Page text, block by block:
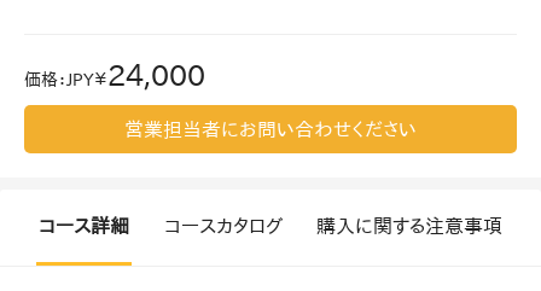
価格：JPY￥24,000
営業担当者にお問い合わせください
コース詳細 コースカタログ 購入に関する注意事項